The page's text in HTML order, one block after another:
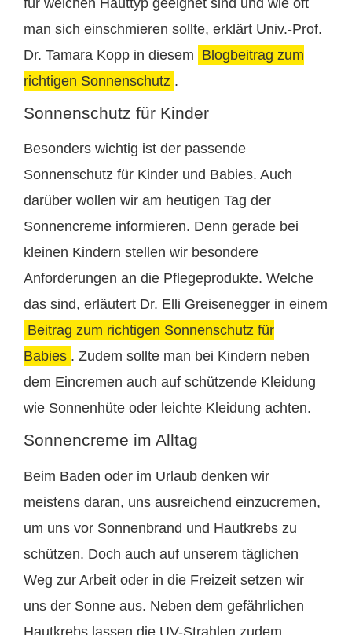
für welchen Hauttyp geeignet sind und wie oft
man sich einschmieren sollte, erklärt Univ.-Prof.
Dr. Tamara Kopp in diesem Blogbeitrag zum
richtigen Sonnenschutz .
Sonnenschutz für Kinder
Besonders wichtig ist der passende
Sonnenschutz für Kinder und Babies. Auch
darüber wollen wir am heutigen Tag der
Sonnencreme informieren. Denn gerade bei
kleinen Kindern stellen wir besondere
Anforderungen an die Pflegeprodukte. Welche
das sind, erläutert Dr. Elli Greisenegger in einem
Beitrag zum richtigen Sonnenschutz für
Babies . Zudem sollte man bei Kindern neben
dem Eincremen auch auf schützende Kleidung
wie Sonnenhüte oder leichte Kleidung achten.
Sonnencreme im Alltag
Beim Baden oder im Urlaub denken wir
meistens daran, uns ausreichend einzucremen,
um uns vor Sonnenbrand und Hautkrebs zu
schützen. Doch auch auf unserem täglichen
Weg zur Arbeit oder in die Freizeit setzen wir
uns der Sonne aus. Neben dem gefährlichen
Hautkrebs lassen die UV-Strahlen zudem